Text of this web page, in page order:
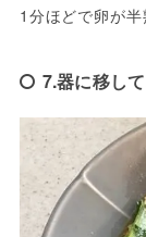
1分ほどで卵が半
7.器に移し